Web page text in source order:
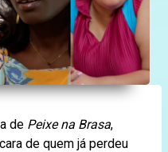
de Peixe na Brasa,
de quem já perdeu